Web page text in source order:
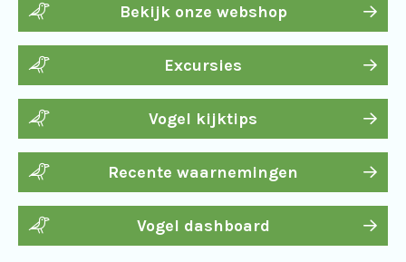
Bekijk onze webshop
Excursies
Vogel kijktips
Recente waarnemingen
Vogel dashboard